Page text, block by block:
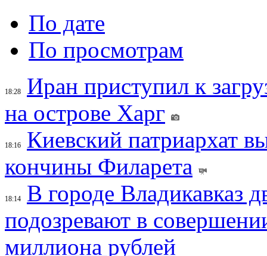
По дате
По просмотрам
18:28
Иран приступил к
на острове Харг
18:16
Киевский патриархат
кончины Филарета
18:14
В городе Владикавказ
подозревают в
миллиона рублей